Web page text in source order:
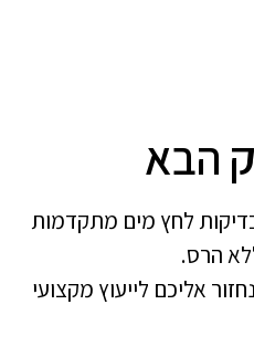
הבא
לחץ מים מתקדמות
הרס.
אליכם לייעוץ מקצועי